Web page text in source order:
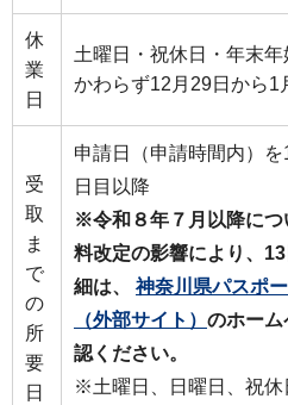
休
業
日
土曜日・祝休日・年末
かわらず12月29日から1
受
取
ま
で
の
所
要
日
申請日（申請時間内）
日目以降
※令和８年７月以降につ
料改定の影響により、
細は、神奈川県パスポ
（外部サイト） のホーム
認ください。
※土曜日、日曜日、祝休